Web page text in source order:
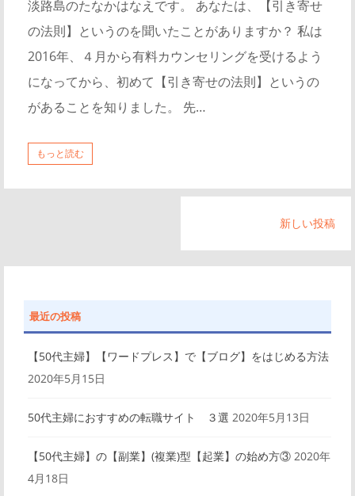
淡路島のたなかはなえです。 あなたは、【引き寄せ
の法則】というのを聞いたことがありますか？ 私は
2016年、４月から有料カウンセリングを受けるよう
になってから、初めて【引き寄せの法則】というの
があることを知りました。 先…
もっと読む
新しい投稿
最近の投稿
【50代主婦】【ワードプレス】で【ブログ】をはじめる方法
2020年5月15日
50代主婦におすすめの転職サイト ３選 2020年5月13日
【50代主婦】の【副業】(複業)型【起業】の始め方③ 2020年
4月18日